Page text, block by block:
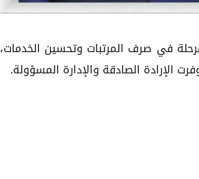
في صرف المرتبات وتحسين الخدمات،
الإرادة الصادقة والإدارة المسؤولة.